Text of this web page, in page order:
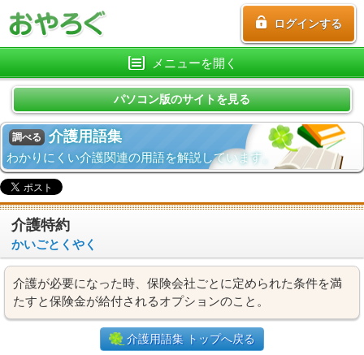
ログインする
メニューを開く
パソコン版のサイトを見る
調べる 介護用語集
わかりにくい介護関連の用語を解説しています。
介護特約
かいごとくやく
介護が必要になった時、保険会社ごとに定められた条件を満
たすと保険金が給付されるオプションのこと。
介護用語集 トップへ戻る